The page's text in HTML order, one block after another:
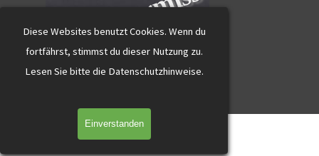
Diese Websites benutzt Cookies. Wenn du
fortfährst, stimmst du dieser Nutzung zu.
Lesen Sie bitte die Datenschutzhinweise.
Einverstanden
Direkt zum Seiteninhalt
Lilly Bad Wörishofen getigert mit weiß